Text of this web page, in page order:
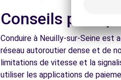
Voir toutes les
Conseils
Conduire à Neuilly-sur-Seine est
réseau autoroutier dense et de
limitations de vitesse et la
utiliser les applications de